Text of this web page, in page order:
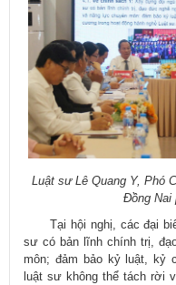
Luật sư Lê Quang Y, Phó
Đồng Nai
Tại hội nghị, các đại
sư có bản lĩnh chính trị,
môn; đảm bảo kỷ luật, kỷ
luật sư không thể tách rời